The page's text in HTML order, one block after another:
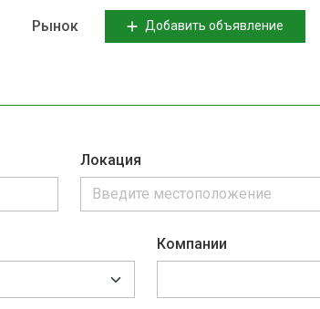
Рынок Добавить объявление
Локация
Компании